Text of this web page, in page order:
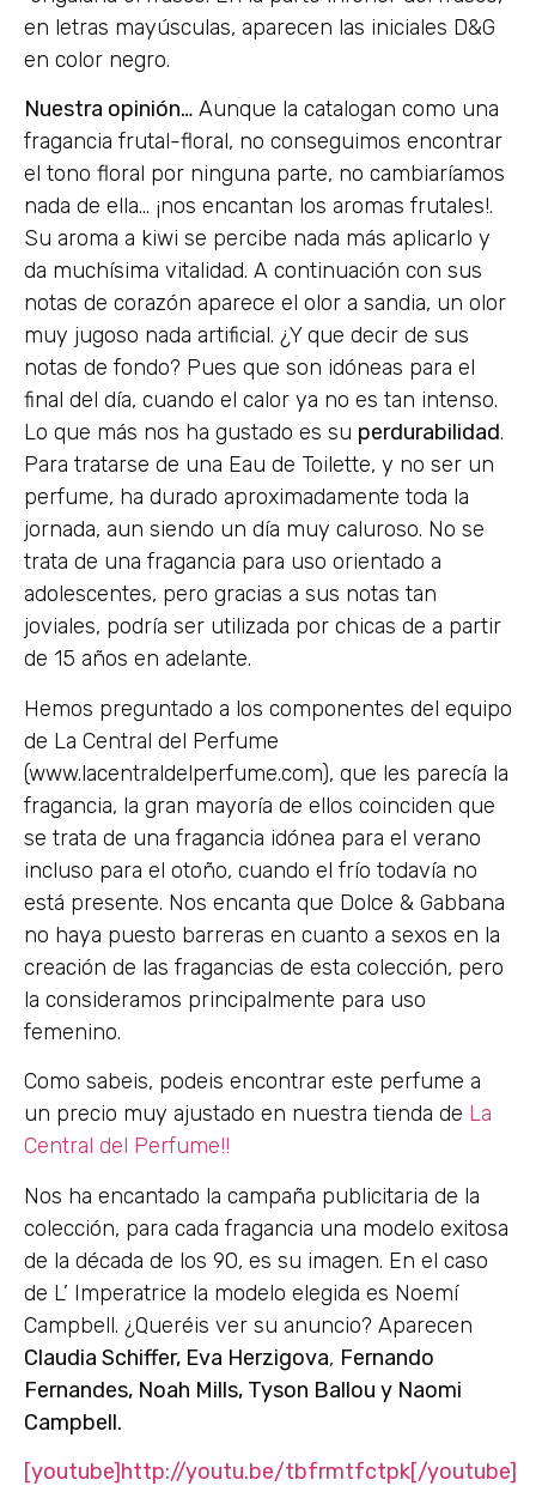
en letras mayúsculas, aparecen las iniciales D&G
en color negro.
Nuestra opinión… Aunque la catalogan como una
fragancia frutal-floral, no conseguimos encontrar
el tono floral por ninguna parte, no cambiaríamos
nada de ella… ¡nos encantan los aromas frutales!.
Su aroma a kiwi se percibe nada más aplicarlo y
da muchísima vitalidad. A continuación con sus
notas de corazón aparece el olor a sandia, un olor
muy jugoso nada artificial. ¿Y que decir de sus
notas de fondo? Pues que son idóneas para el
final del día, cuando el calor ya no es tan intenso.
Lo que más nos ha gustado es su perdurabilidad.
Para tratarse de una Eau de Toilette, y no ser un
perfume, ha durado aproximadamente toda la
jornada, aun siendo un día muy caluroso. No se
trata de una fragancia para uso orientado a
adolescentes, pero gracias a sus notas tan
joviales, podría ser utilizada por chicas de a partir
de 15 años en adelante.
Hemos preguntado a los componentes del equipo
de La Central del Perfume
(www.lacentraldelperfume.com), que les parecía la
fragancia, la gran mayoría de ellos coinciden que
se trata de una fragancia idónea para el verano
incluso para el otoño, cuando el frío todavía no
está presente. Nos encanta que Dolce & Gabbana
no haya puesto barreras en cuanto a sexos en la
creación de las fragancias de esta colección, pero
la consideramos principalmente para uso
femenino.
Como sabeis, podeis encontrar este perfume a
un precio muy ajustado en nuestra tienda de La
Central del Perfume!!
Nos ha encantado la campaña publicitaria de la
colección, para cada fragancia una modelo exitosa
de la década de los 90, es su imagen. En el caso
de L’ Imperatrice la modelo elegida es Noemí
Campbell. ¿Queréis ver su anuncio? Aparecen
Claudia Schiffer, Eva Herzigova, Fernando
Fernandes, Noah Mills, Tyson Ballou y Naomi
Campbell.
[youtube]http://youtu.be/tbfrmtfctpk[/youtube]